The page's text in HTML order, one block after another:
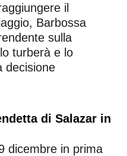
il
Barbossa
sulla
turberà e lo
decisione
di Salazar in
dicembre in prima